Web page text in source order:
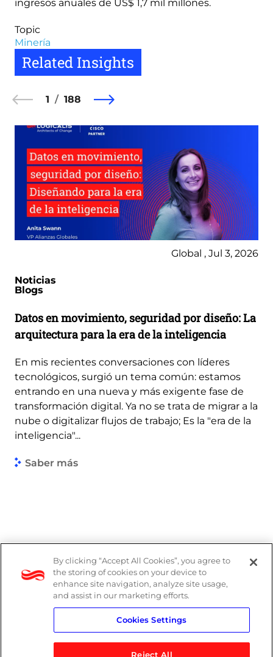
ingresos anuales de US$ 1,7 mil millones.
Topic
Minería
Related Insights
1 188
Global , Jul 3, 2026
Noticias
Blogs
Datos en movimiento, seguridad por diseño: La
arquitectura para la era de la inteligencia
En mis recientes conversaciones con líderes
tecnológicos, surgió un tema común: estamos
entrando en una nueva y más exigente fase de
transformación digital. Ya no se trata de migrar a la
nube o digitalizar flujos de trabajo; Es la "era de la
inteligencia"...
Saber más
By clicking “Accept All Cookies”, you agree to
the storing of cookies on your device to
enhance site navigation, analyze site usage,
and assist in our marketing efforts.
Cookies Settings
Reject All